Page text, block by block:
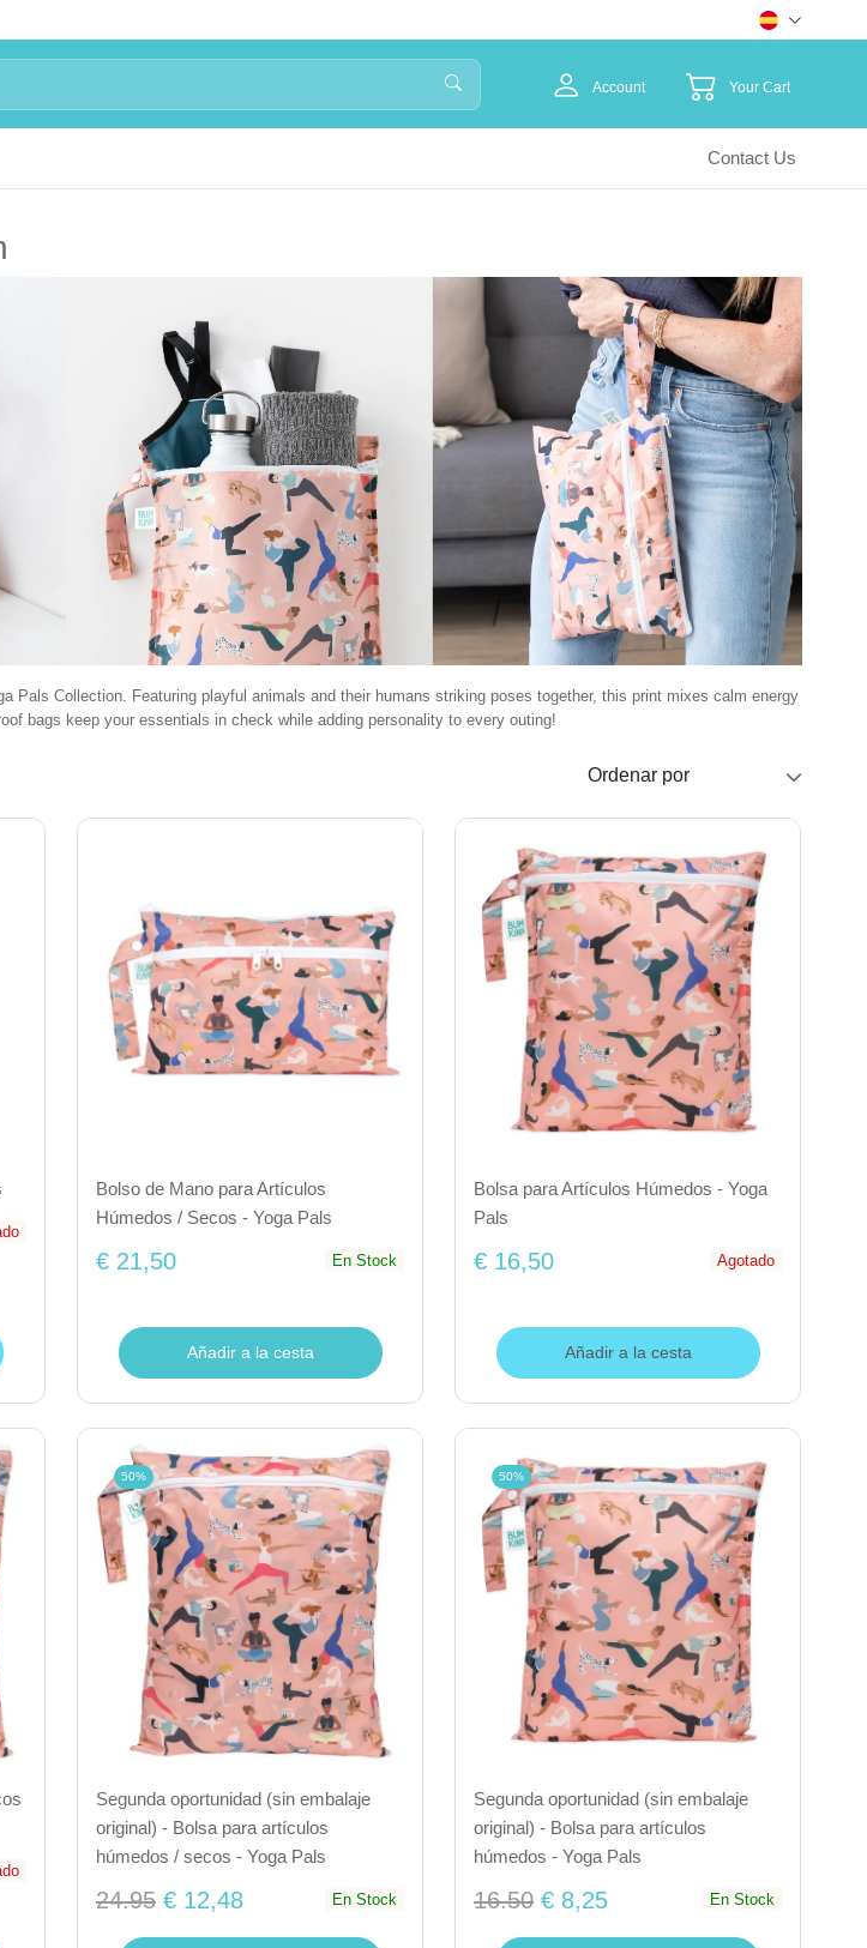
Account Your Cart
Contact Us
Pals Collection. Featuring playful animals and their humans striking poses together, this print mixes calm energy
bags keep your essentials in check while adding personality to every outing!
Bolso de Mano para Artículos
Húmedos / Secos - Yoga Pals
€ 21,50 En Stock
Añadir a la cesta
Bolsa para Artículos Húmedos - Yoga
Pals
€ 16,50 Agotado
Añadir a la cesta
50%
Segunda oportunidad (sin embalaje
original) - Bolsa para artículos
húmedos / secos - Yoga Pals
24.95 € 12,48 En Stock
50%
Segunda oportunidad (sin embalaje
original) - Bolsa para artículos
húmedos - Yoga Pals
16.50 € 8,25 En Stock